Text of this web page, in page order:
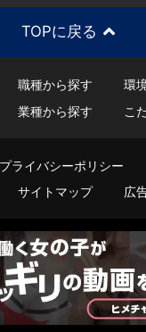
TOPに戻る
職種から探す
環
業種から探す こ
プライバシーポリシー
サイトマップ 広